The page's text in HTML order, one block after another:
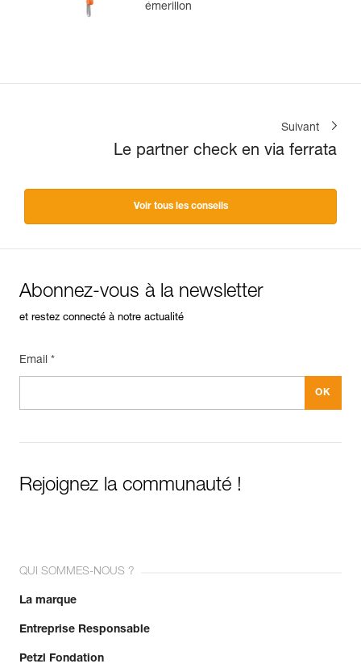
émerillon
Suivant
Le partner check en via ferrata
Voir tous les conseils
Abonnez-vous à la newsletter
et restez connecté à notre actualité
Email *
Rejoignez la communauté !
QUI SOMMES-NOUS ?
La marque
Entreprise Responsable
Petzl Fondation